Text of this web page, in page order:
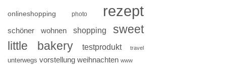
onlineshopping photo rezept
schöner wohnen shopping
sweet
little bakery
testprodukt travel
unterwegs vorstellung weihnachten www